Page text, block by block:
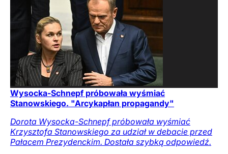
Wysocka-Schnepf próbowała wyśmiać
Stanowskiego. "Arcykapłan propagandy"
Dorota Wysocka-Schnepf próbowała wyśmiać
Krzysztofa Stanowskiego za udział w debacie przed
Pałacem Prezydenckim. Dostała szybką odpowiedź.